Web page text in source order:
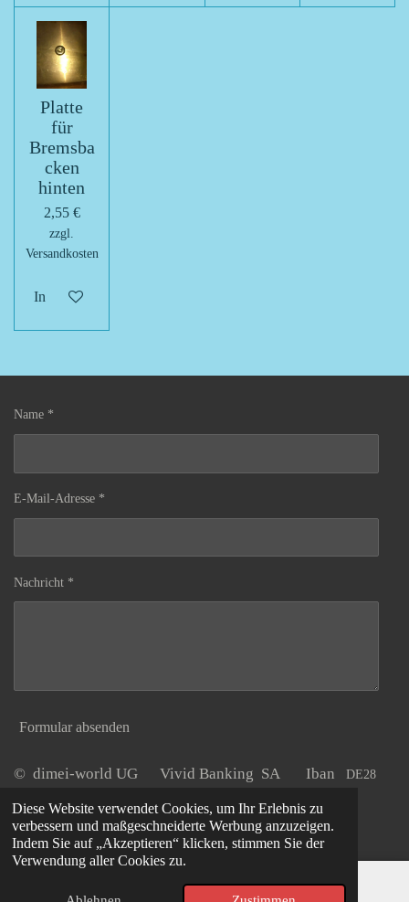
Diese Website verwendet Cookies, um Ihr Erlebnis zu
verbessern und maßgeschneiderte Werbung anzuzeigen.
Indem Sie auf „Akzeptieren“ klicken, stimmen Sie der
Verwendung aller Cookies zu.
Platte
für
Bremsba
cken
hinten
2,55 €
zzgl.
Versandkosten
In den Warenkorb
Name *
E-Mail-Adresse *
Nachricht *
Formular absenden
© dimei-world UG Vivid Banking SA Iban
DE28
6803699